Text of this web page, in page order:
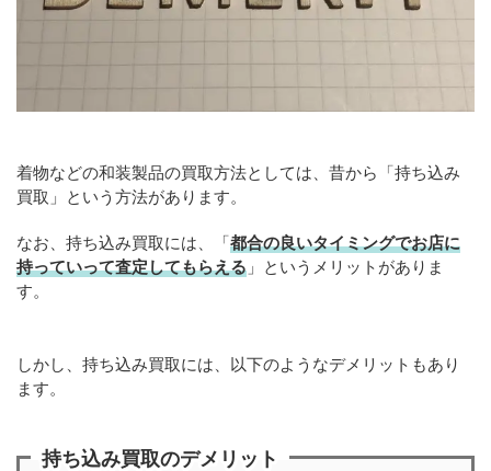
着物などの和装製品の買取方法としては、昔から「持ち込み
買取」という方法があります。
なお、持ち込み買取には、「都合の良いタイミングでお店に
持っていって査定してもらえる 」というメリットがありま
す。
しかし、持ち込み買取には、以下のようなデメリットもあり
ます。
持ち込み買取のデメリット